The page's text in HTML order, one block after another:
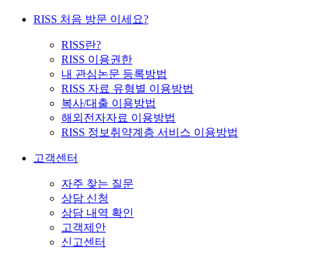
RISS 처음 방문 이세요?
RISS란?
RISS 이용권한
내 관심논문 등록방법
RISS 자료 유형별 이용방법
복사/대출 이용방법
해외전자자료 이용방법
RISS 정보취약계층 서비스 이용방법
고객센터
자주 찾는 질문
상담 신청
상담 내역 확인
고객제안
신고센터